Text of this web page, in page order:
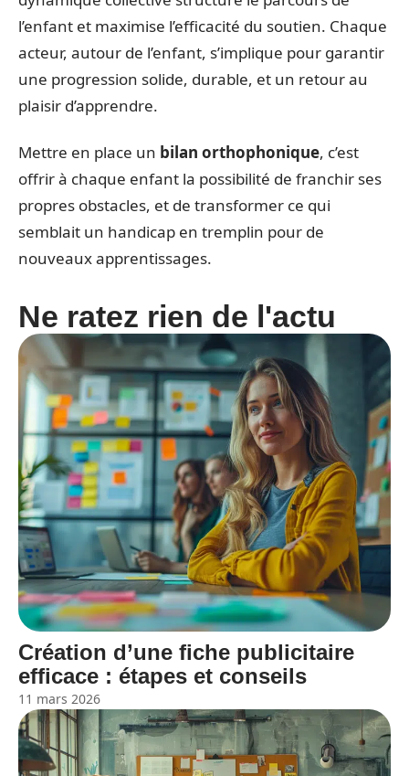
l’enfant et maximise l’efficacité du soutien. Chaque
acteur, autour de l’enfant, s’implique pour garantir
une progression solide, durable, et un retour au
plaisir d’apprendre.
Mettre en place un bilan orthophonique, c’est
offrir à chaque enfant la possibilité de franchir ses
propres obstacles, et de transformer ce qui
semblait un handicap en tremplin pour de
nouveaux apprentissages.
Ne ratez rien de l'actu
Création d’une fiche publicitaire
efficace : étapes et conseils
11 mars 2026